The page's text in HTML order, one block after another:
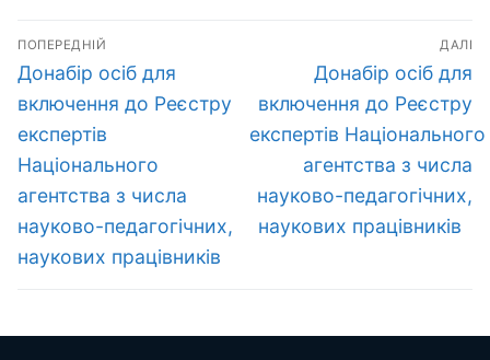
Навігація
записів
ПОПЕРЕДНІЙ
Попередній
запис:
Донабір осіб для
включення до Реєстру
експертів
Національного
агентства з числа
науково-педагогічних,
наукових працівників
ДАЛІ
Наступний
запис:
Донабір осіб для
включення до Реєстру
експертів Національного
агентства з числа
науково-педагогічних,
наукових працівників